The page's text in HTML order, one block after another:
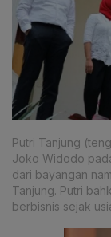
Putri Tanjung
Joko Widodo
dari bayangan
Tanjung. Putri
berbisnis sejak